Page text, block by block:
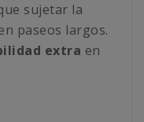
sujetar la
paseos largos.
extra en